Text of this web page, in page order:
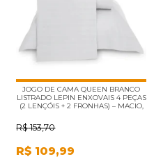
JOGO DE CAMA QUEEN BRANCO
LISTRADO LEPIN ENXOVAIS 4 PEÇAS
(2 LENÇÓIS + 2 FRONHAS) – MACIO,
R$ 153,70
R$ 109,99